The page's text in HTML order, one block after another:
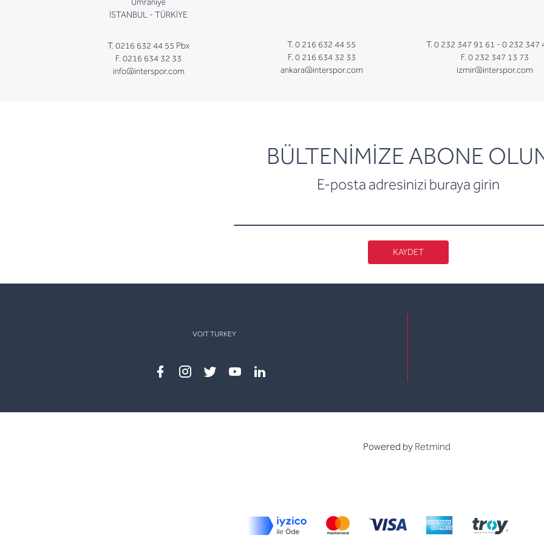
İSTANBUL - TÜRKİYE
T. 0216 632 44 55 Pbx
F. 0216 634 32 33
info@interspor.com
T. 0 216 632 44 55
F. 0 216 634 32 33
ankara@interspor.com
T. 0 232 347 91 61 - 0 232 347
F. 0 232 347 13 73
izmir@interspor.com
BÜLTENİMİZE ABONE
E-posta adresinizi buraya girin
newsletter
KAYDET
VOIT TURKEY
Powered by Retmind